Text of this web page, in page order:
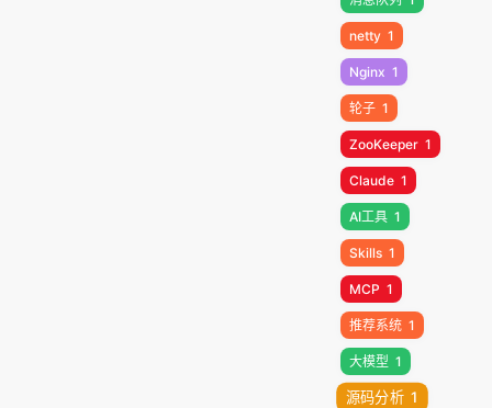
netty 1
Nginx 1
轮子 1
ZooKeeper 1
Claude 1
AI工具 1
Skills 1
MCP 1
推荐系统 1
大模型 1
源码分析 1